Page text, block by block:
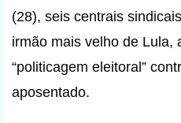
(28), seis centrais
irmão mais velho de Lula,
“politicagem eleitoral”
aposentado.